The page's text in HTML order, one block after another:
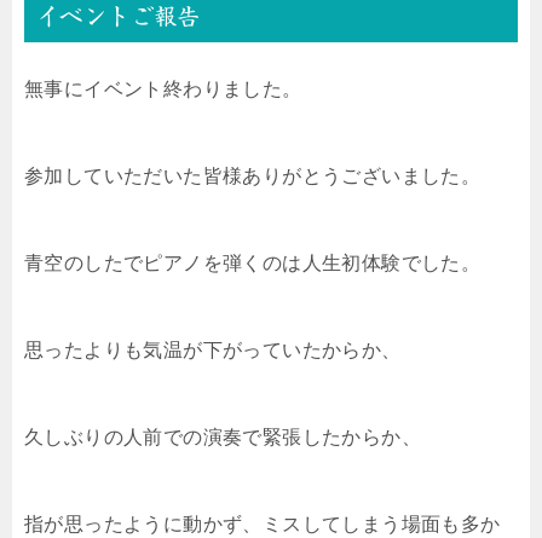
イベントご報告
無事にイベント終わりました。
参加していただいた皆様ありがとうございました。
青空のしたでピアノを弾くのは人生初体験でした。
思ったよりも気温が下がっていたからか、
久しぶりの人前での演奏で緊張したからか、
指が思ったように動かず、ミスしてしまう場面も多か